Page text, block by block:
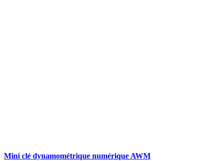
Mini clé dynamométrique numérique AWM